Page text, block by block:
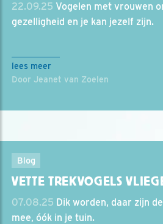
22.09.25 Vogelen met vrouwen
gezelligheid en je kan jezelf zijn.
lees meer
Door Jeanet van Zoelen
Blog
VETTE TREKVOGELS
07.08.25 Dik worden, daar zijn
mee, óók in je tuin.